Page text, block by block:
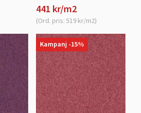
441 kr/m2
(Ord. pris: 519 kr/m2)
Kampanj -15%